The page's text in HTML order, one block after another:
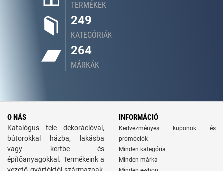
TERMÉKEK
249
KATEGÓRIÁK
264
MÁRKÁK
O NÁS
Katalógus tele dekorációval,
bútorokkal házba, lakásba
vagy kertbe és
építőanyagokkal. Termékeink a
INFORMÁCIÓ
Kedvezményes kuponok és
promóciók
Minden kategória
Minden márka